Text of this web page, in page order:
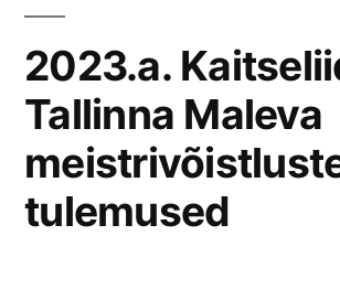
2023.a.
Tallinna Maleva
tulemused